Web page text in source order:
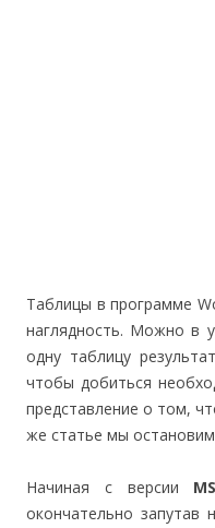
Таблицы в программе
наглядность. Можно в
одну таблицу
чтобы добиться
представление о том,
же статье мы
Начиная с версии
окончательно запутав